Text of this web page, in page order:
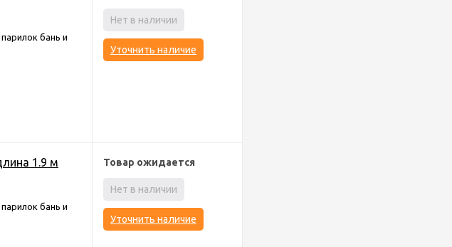
бань и
Нет в наличии
Уточнить наличие
1.9 м
бань и
Товар ожидается
Нет в наличии
Уточнить наличие